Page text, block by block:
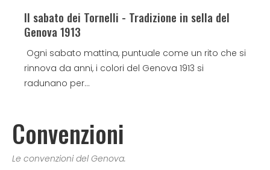
Il sabato dei Tornelli - Tradizione in sella del
Genova 1913
Ogni sabato mattina, puntuale come un rito che si
rinnova da anni, i colori del Genova 1913 si
radunano per...
Convenzioni
Le convenzioni del Genova.